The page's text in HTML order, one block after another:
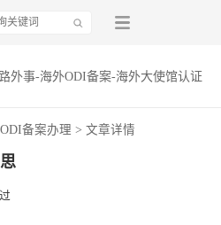
外事-海外ODI备案-海外大使馆认证
ODI备案办理 > 文章详情